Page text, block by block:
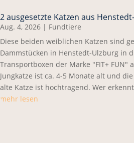
2 ausgesetzte Katzen aus
Aug. 4, 2026 | Fundtiere
Diese beiden weiblichen Katzen sind
Dammstücken in Henstedt-Ulzburg in
Transportboxen der Marke "FIT+ FUN"
Jungkatze ist ca. 4-5 Monate alt und
alte Katze ist hochtragend. Wer
mehr lesen